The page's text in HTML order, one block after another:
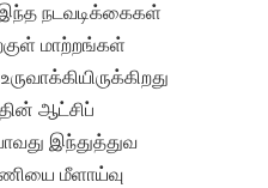
நடவடிக்கைகள்
மாற்றங்கள்
ஆட்சிப்
இந்துத்துவ
மீளாய்வு